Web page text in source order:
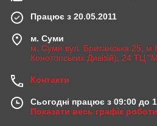
Працює з 20.05.2011
м. Суми
м. Суми вул. Британська 25, м
Конотопських Дивізій), 24 ТЦ
Контакти
Сьогодні працює з 09:00 до
Показати весь графік роботи